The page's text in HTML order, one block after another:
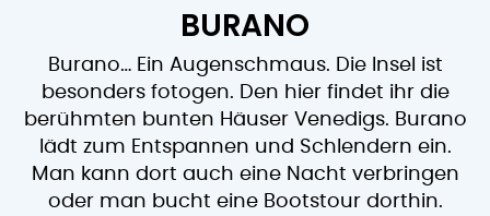
BURANO
Burano… Ein Augenschmaus. Die Insel ist
besonders fotogen. Den hier findet ihr die
berühmten bunten Häuser Venedigs. Burano
lädt zum Entspannen und Schlendern ein.
Man kann dort auch eine Nacht verbringen
oder man bucht eine Bootstour dorthin.